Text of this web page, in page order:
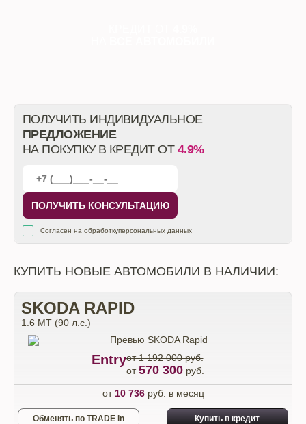
ПОЛУЧИТЬ ИНДИВИДУАЛЬНОЕ
ПРЕДЛОЖЕНИЕ
НА ПОКУПКУ В КРЕДИТ ОТ 4.9%
ПОЛУЧИТЬ КОНСУЛЬТАЦИЮ
Согласен на обработкуперсональных данных
КУПИТЬ НОВЫЕ АВТОМОБИЛИ В НАЛИЧИИ:
SKODA RAPID
1.6 MT (90 л.с.)
Entryот 1 192 000 руб.
от570 300руб.
от 10 736руб. в месяц
Обменять по TRADE in Купить в кредит